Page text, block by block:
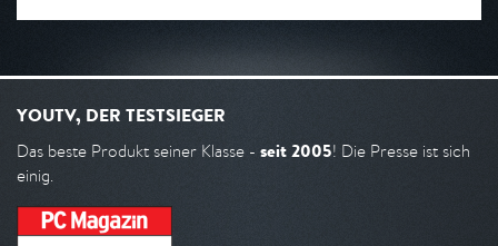
YOUTV, DER TESTSIEGER
Das beste Produkt seiner Klasse - seit 2005! Die Presse ist sich
einig.